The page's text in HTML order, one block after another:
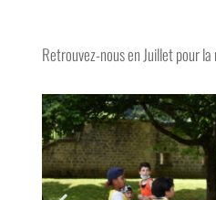
Retrouvez-nous en Juillet pour